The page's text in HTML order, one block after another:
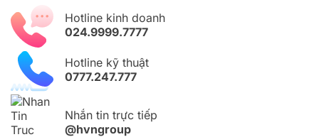
Hotline kinh doanh
024.9999.7777
Hotline kỹ thuật
0777.247.777
Nhắn tin trực tiếp
@hvngroup